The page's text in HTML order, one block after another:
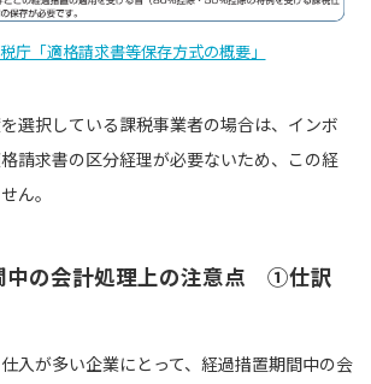
庁「適格請求書等保存方式の概要」
選択している課税事業者の場合は、インボ
請求書の区分経理が必要ないため、この経
ん。
中の会計処理上の注意点 ①仕訳
入が多い企業にとって、経過措置期間中の会